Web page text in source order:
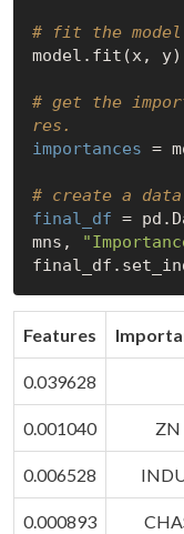
# fit the
model.fit(x, y)
# get the
res.
importances =
# create a
final_df =
mns,
Features
0.039628
0.001040 ZN
0.006528
0.000893